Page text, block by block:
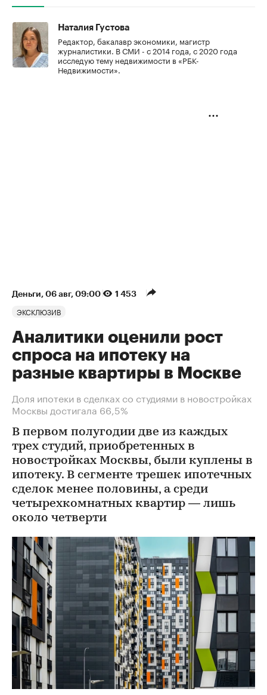
Наталия Густова
Редактор, бакалавр экономики, магистр
журналистики. В СМИ - с 2014 года, с 2020 года
исследую тему недвижимости в «РБК-
Недвижимости».
Деньги⁠, 06 авг, 09:00 1 453
ЭКСКЛЮЗИВ
Аналитики оценили рост
спроса на ипотеку на
разные квартиры в Москве
Доля ипотеки в сделках со студиями в новостройках
Москвы достигала 66,5%
В первом полугодии две из каждых
трех студий, приобретенных в
новостройках Москвы, были куплены в
ипотеку. В сегменте трешек ипотечных
сделок менее половины, а среди
четырехкомнатных квартир — лишь
около четверти